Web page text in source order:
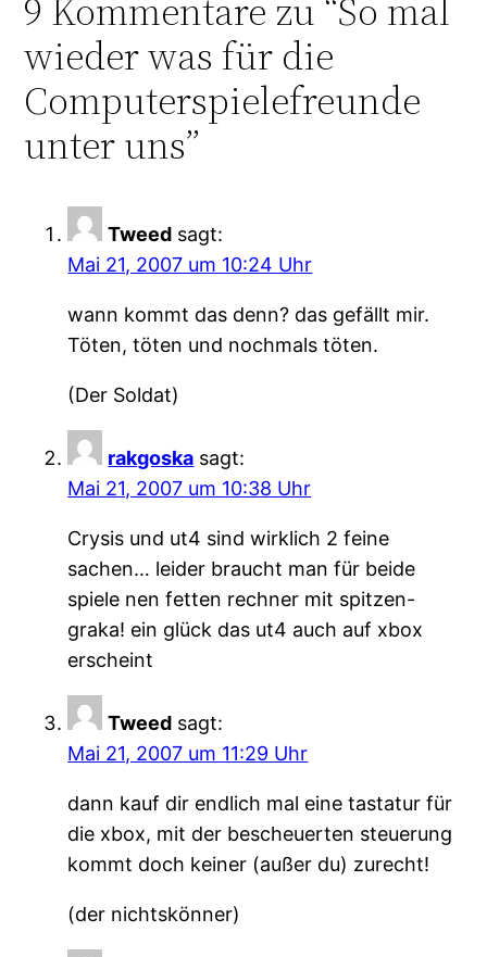
9 Kommentare zu “So mal
wieder was für die
Computerspielefreunde
unter uns”
Tweed sagt:
Mai 21, 2007 um 10:24 Uhr
wann kommt das denn? das gefällt mir.
Töten, töten und nochmals töten.
(Der Soldat)
rakgoska sagt:
Mai 21, 2007 um 10:38 Uhr
Crysis und ut4 sind wirklich 2 feine
sachen… leider braucht man für beide
spiele nen fetten rechner mit spitzen-
graka! ein glück das ut4 auch auf xbox
erscheint
Tweed sagt:
Mai 21, 2007 um 11:29 Uhr
dann kauf dir endlich mal eine tastatur für
die xbox, mit der bescheuerten steuerung
kommt doch keiner (außer du) zurecht!
(der nichtskönner)